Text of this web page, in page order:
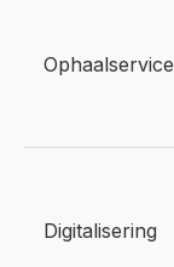
Ophaalservice
Digitalisering